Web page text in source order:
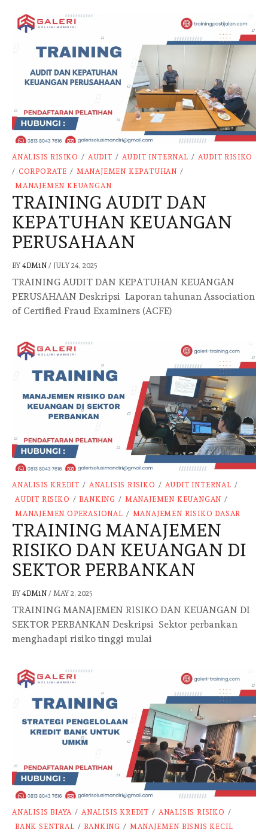
ANALISIS RISIKO / AUDIT / AUDIT INTERNAL / AUDIT RISIKO
/ CORPORATE / MANAJEMEN KEPATUHAN /
MANAJEMEN KEUANGAN
TRAINING AUDIT DAN
KEPATUHAN KEUANGAN
PERUSAHAAN
BY 4DM1N / JULY 24, 2025
TRAINING AUDIT DAN KEPATUHAN KEUANGAN
PERUSAHAAN Deskripsi Laporan tahunan Association
of Certified Fraud Examiners (ACFE)
ANALISIS KREDIT / ANALISIS RISIKO / AUDIT INTERNAL /
AUDIT RISIKO / BANKING / MANAJEMEN KEUANGAN /
MANAJEMEN OPERASIONAL / MANAJEMEN RISIKO DASAR
TRAINING MANAJEMEN
RISIKO DAN KEUANGAN DI
SEKTOR PERBANKAN
BY 4DM1N / MAY 2, 2025
TRAINING MANAJEMEN RISIKO DAN KEUANGAN DI
SEKTOR PERBANKAN Deskripsi Sektor perbankan
menghadapi risiko tinggi mulai
ANALISIS BIAYA / ANALISIS KREDIT / ANALISIS RISIKO /
BANK SENTRAL / BANKING / MANAJEMEN BISNIS KECIL